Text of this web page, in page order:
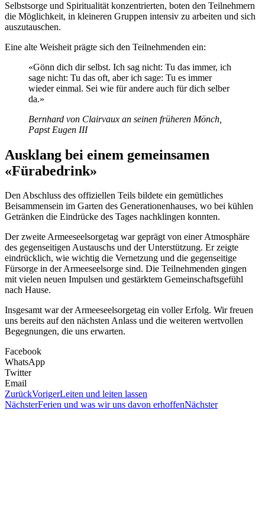
Selbstsorge und Spiritualität konzentrierten, boten den Teilnehmern
die Möglichkeit, in kleineren Gruppen intensiv zu arbeiten und sich
auszutauschen.
Eine alte Weisheit prägte sich den Teilnehmenden ein:
«Gönn dich dir selbst. Ich sag nicht: Tu das immer, ich
sage nicht: Tu das oft, aber ich sage: Tu es immer
wieder einmal. Sei wie für andere auch für dich selber
da.»
Bernhard von Clairvaux an seinen früheren Mönch,
Papst Eugen III
Ausklang bei einem gemeinsamen
«Fürabedrink»
Den Abschluss des offiziellen Teils bildete ein gemütliches
Beisammensein im Garten des Generationenhauses, wo bei kühlen
Getränken die Eindrücke des Tages nachklingen konnten.
Der zweite Armeeseelsorgetag war geprägt von einer Atmosphäre
des gegenseitigen Austauschs und der Unterstützung. Er zeigte
eindrücklich, wie wichtig die Vernetzung und die gegenseitige
Fürsorge in der Armeeseelsorge sind. Die Teilnehmenden gingen
mit vielen neuen Impulsen und gestärktem Gemeinschaftsgefühl
nach Hause.
Insgesamt war der Armeeseelsorgetag ein voller Erfolg. Wir freuen
uns bereits auf den nächsten Anlass und die weiteren wertvollen
Begegnungen, die uns erwarten.
Facebook
WhatsApp
Twitter
Email
ZurückVorigerLeiten und leiten lassen
NächsterFerien und was wir uns davon erhoffenNächster